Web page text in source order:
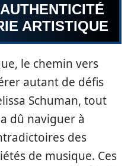
ARTISTIQUE
le chemin vers
autant de défis
Schuman, tout
dû naviguer à
des
de musique. Ces